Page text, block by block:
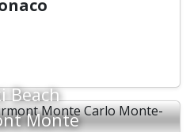
Beach
Monte